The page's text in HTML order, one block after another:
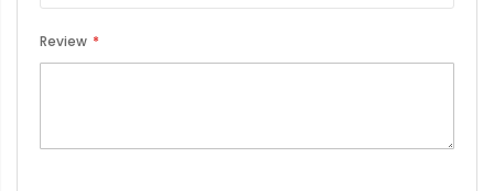
Review